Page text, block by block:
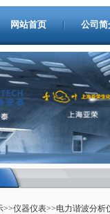
网站首页 公司简
>>仪器仪表>>电力谐波分析